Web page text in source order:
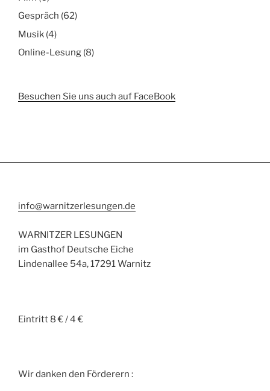
Gespräch (62)
Musik (4)
Online-Lesung (8)
Besuchen Sie uns auch auf FaceBook
info@warnitzerlesungen.de
WARNITZER LESUNGEN
im Gasthof Deutsche Eiche
Lindenallee 54a, 17291 Warnitz
Eintritt 8 € / 4 €
Wir danken den Förderern :